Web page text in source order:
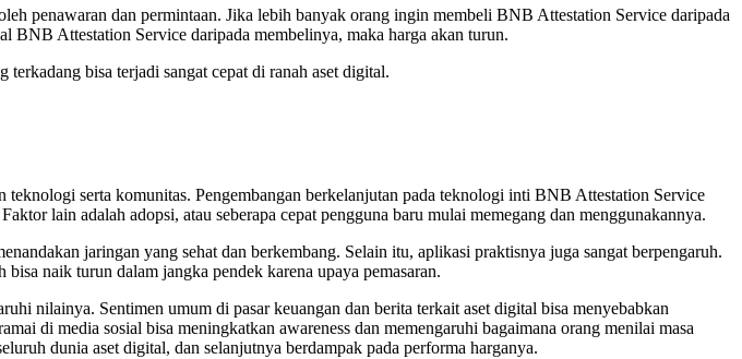
penawaran dan permintaan. Jika lebih banyak orang ingin membeli BNB Attestation Service daripada
BNB Attestation Service daripada membelinya, maka harga akan turun.
bisa terjadi sangat cepat di ranah aset digital.
serta komunitas. Pengembangan berkelanjutan pada teknologi inti BNB Attestation Service
lain adalah adopsi, atau seberapa cepat pengguna baru mulai memegang dan menggunakannya.
jaringan yang sehat dan berkembang. Selain itu, aplikasi praktisnya juga sangat berpengaruh.
naik turun dalam jangka pendek karena upaya pemasaran.
nilainya. Sentimen umum di pasar keuangan dan berita terkait aset digital bisa menyebabkan
di media sosial bisa meningkatkan awareness dan memengaruhi bagaimana orang menilai masa
dunia aset digital, dan selanjutnya berdampak pada performa harganya.